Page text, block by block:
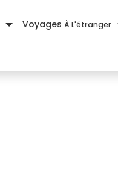
VoyagesÀ L'étranger